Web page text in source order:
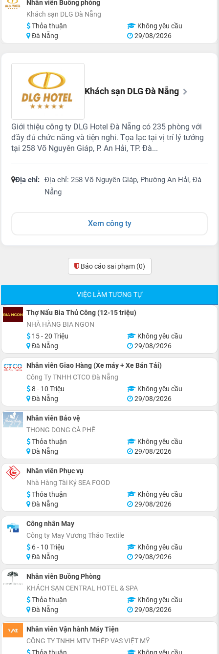
Nhân viên Buồng phòng
Khách sạn DLG Đà Nẵng
Thỏa thuận
Không yêu cầu
Đà Nẵng
29/08/2026
Khách sạn DLG Đà Nẵng
Giới thiệu công ty DLG Hotel Đà Nẵng có 235 phòng với
đầy đủ chức năng và tiện nghi. Tọa lạc tại vị trí lý tưởng
tại 258 Võ Nguyên Giáp, P. An Hải, TP. Đà...
Địa chỉ: Địa chỉ: 258 Võ Nguyên Giáp, Phường An Hải, Đà
Nẵng
Xem công ty
Báo cáo sai phạm (0)
VIỆC LÀM TƯƠNG TỰ
Thợ Nấu Bia Thủ Công (12-15 triệu)
NHÀ HÀNG BIA NGON
15 - 20 Triệu
Không yêu cầu
Đà Nẵng
29/08/2026
Nhân viên Giao Hàng (Xe máy + Xe Bán Tải)
Công Ty TNHH CTCO Đà Nẵng
8 - 10 Triệu
Không yêu cầu
Đà Nẵng
29/08/2026
Nhân viên Bảo vệ
THONG DONG CÀ PHÊ
Thỏa thuận
Không yêu cầu
Đà Nẵng
29/08/2026
Nhân viên Phục vụ
Nhà Hàng Tài Ký SEA FOOD
Thỏa thuận
Không yêu cầu
Đà Nẵng
29/08/2026
Công nhân May
Công ty May Vương Thảo Textile
6 - 10 Triệu
Không yêu cầu
Đà Nẵng
29/08/2026
Nhân viên Buồng Phòng
KHÁCH SẠN CENTRAL HOTEL & SPA
Thỏa thuận
Không yêu cầu
Đà Nẵng
29/08/2026
Nhân viên Vận hành Máy Tiện
CÔNG TY TNHH MTV THÉP VAS VIỆT MỸ